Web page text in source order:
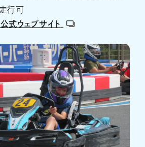
行可
式ウェブサイト